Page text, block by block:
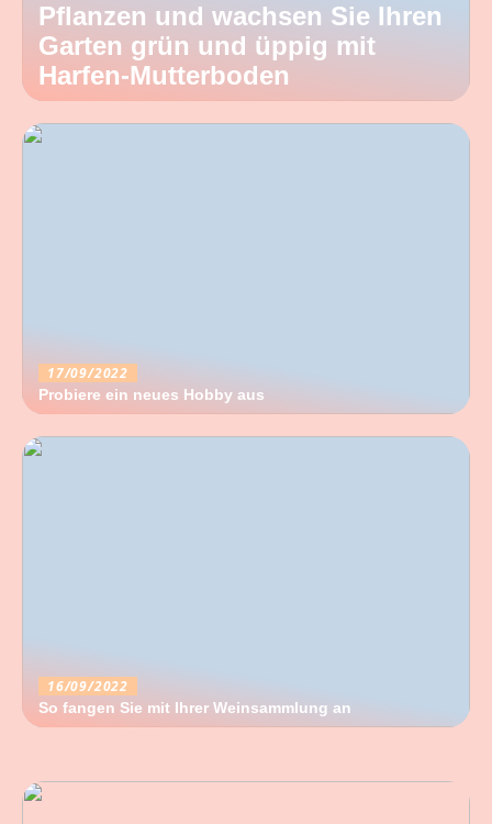
Pflanzen und wachsen Sie Ihren
Garten grün und üppig mit
Harfen-Mutterboden
17/09/2022
Probiere ein neues Hobby aus
16/09/2022
So fangen Sie mit Ihrer Weinsammlung an